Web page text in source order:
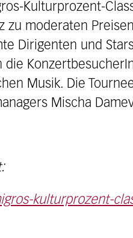
Kulturprozent-
zu moderaten
Dirigenten und
die
Musik. Die
Mischa
kulturprozent-